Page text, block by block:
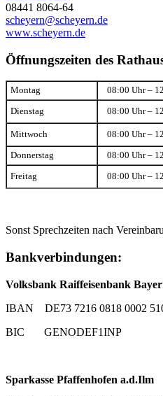
08441 8064-64
scheyern@scheyern.de
www.scheyern.de
Öffnungszeiten des
Montag 08:00 Uhr –
Dienstag 08:00 Uhr –
Mittwoch 08:00 Uhr –
Donnerstag 08:00 Uhr –
Freitag 08:00 Uhr –
Sonst Sprechzeiten nach
Bankverbindungen:
Volksbank Raiffeisenbank
IBAN DE73 7216 0818 0002
BIC GENODEF1INP
Sparkasse Pfaffenhofen a.d.Ilm